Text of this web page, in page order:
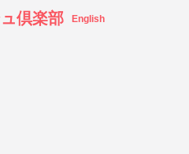
倶楽部 English